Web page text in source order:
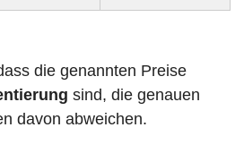
die genannten Preise
sind, die genauen
davon abweichen.